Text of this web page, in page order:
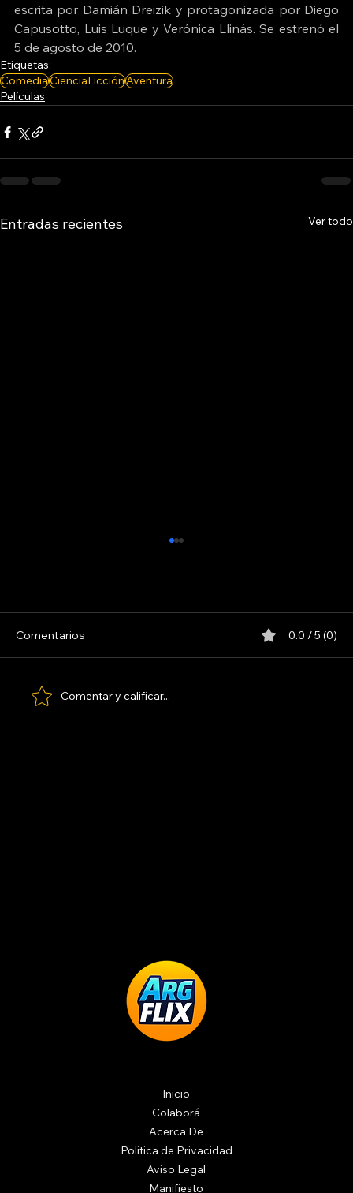
escrita por Damián Dreizik y protagonizada por Diego
Capusotto, Luis Luque y Verónica Llinás. Se estrenó el
5 de agosto de 2010.
Etiquetas:
ComediaCienciaFicciónAventura
Películas
Entradas recientes Ver todo
Comentarios 0.0 / 5 (0)
Comentar y calificar...
Inicio
Colaborá
Acerca De
Politica de Privacidad
Aviso Legal
Manifiesto